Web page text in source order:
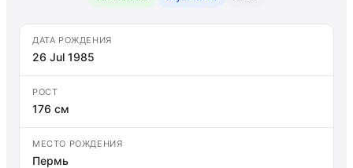
ДАТА РОЖДЕНИЯ
26 Jul 1985
РОСТ
176 см
МЕСТО РОЖДЕНИЯ
Пермь